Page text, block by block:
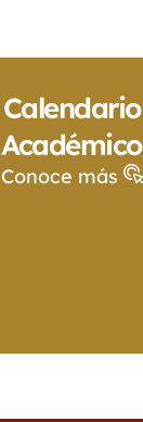
Calendario
Académico
Conoce más